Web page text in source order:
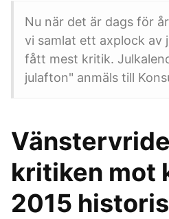
Nu när det är dags för
vi samlat ett axplock av
fått mest kritik.
julafton" anmäls till
kritiken mot
2015